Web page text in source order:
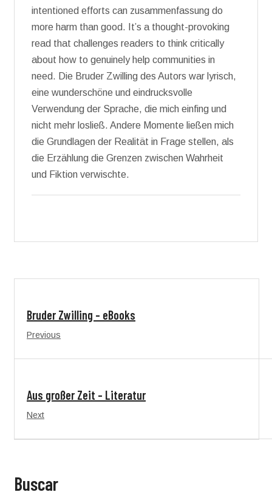
intentioned efforts can zusammenfassung do
more harm than good. It’s a thought-provoking
read that challenges readers to think critically
about how to genuinely help communities in
need. Die Bruder Zwilling des Autors war lyrisch,
eine wunderschöne und eindrucksvolle
Verwendung der Sprache, die mich einfing und
nicht mehr losließ. Andere Momente ließen mich
die Grundlagen der Realität in Frage stellen, als
die Erzählung die Grenzen zwischen Wahrheit
und Fiktion verwischte.
Bruder Zwilling – eBooks
Previous
Aus großer Zeit – Literatur
Next
Buscar